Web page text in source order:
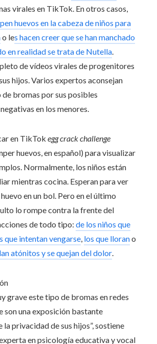
virales en TikTok. En otros casos,
huevos en la cabeza de niños para
o les hacen creer que se han manchado
en realidad se trata de Nutella.
de vídeos virales de progenitores
hijos. Varios expertos aconsejan
bromas por sus posibles
en los menores.
en TikTok egg crack challenge
huevos, en español) para visualizar
Normalmente, los niños están
mientras cocina. Esperan para ver
en un bol. Pero en el último
lo rompe contra la frente del
de todo tipo: de los niños que
que intentan vengarse, los que llorano
atónitos y se quejan del dolor.
grave este tipo de bromas en redes
son una exposición bastante
la privacidad de sus hijos”, sostiene
en psicología educativa y vocal